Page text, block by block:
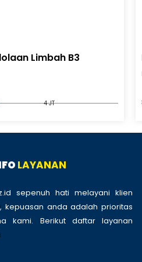
Limbah B3
4 JT
LAYANAN
sepenuh hati melayani klien
kepuasan anda adalah prioritas
kami. Berikut daftar layanan